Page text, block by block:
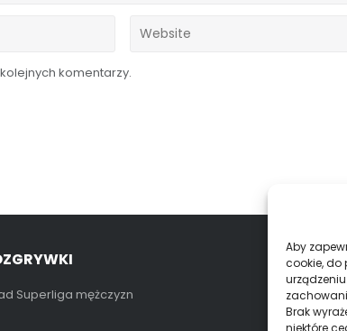
Aby
cookie,
Brak
niektóre
komentarzy.
Superliga mężczyzn